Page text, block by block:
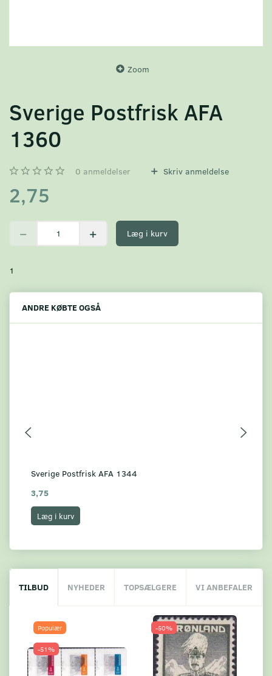
Zoom
Sverige Postfrisk AFA
1360
0 anmeldelser Skriv anmeldelse
2,75
Læg i kurv
1
ANDRE KØBTE OGSÅ
Sverige Postfrisk AFA 1344
3,75
Læg i kurv
TILBUD NYHEDER TOPSÆLGERE VI ANBEFALER
Populær
-51%
-50%